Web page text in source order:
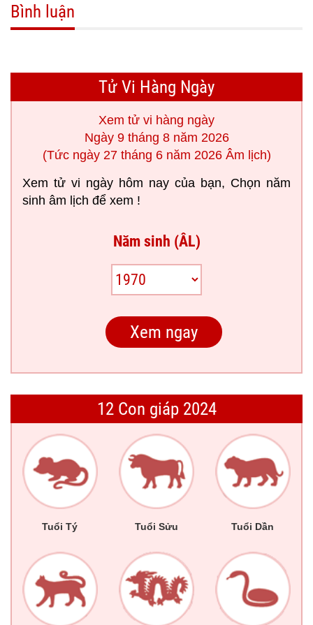
Bình luận
Tử Vi Hàng Ngày
Xem tử vi hàng ngày
Ngày 9 tháng 8 năm 2026
(Tức ngày 27 tháng 6 năm 2026 Âm lịch)
Xem tử vi ngày hôm nay của bạn, Chọn năm
sinh âm lịch để xem !
Năm sinh (ÂL)
12 Con giáp 2024
Tuổi Tý Tuổi Sửu Tuổi Dần